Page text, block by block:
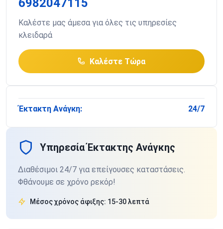
6982047115
Καλέστε μας άμεσα για όλες τις υπηρεσίες
κλειδαρά
Καλέστε Τώρα
Έκτακτη Ανάγκη: 24/7
Υπηρεσία Έκτακτης Ανάγκης
Διαθέσιμοι 24/7 για επείγουσες καταστάσεις.
Φθάνουμε σε χρόνο ρεκόρ!
Μέσος χρόνος άφιξης: 15-30 λεπτά